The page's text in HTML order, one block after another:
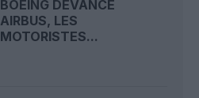
BOEING DEVANCE
AIRBUS, LES
MOTORISTES...